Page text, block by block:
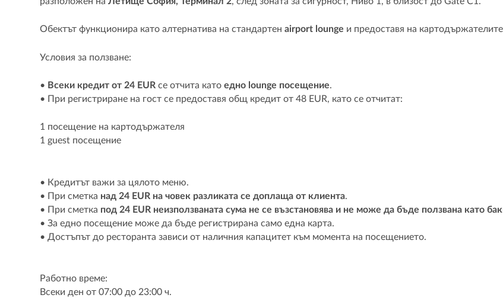
Обектът функционира като алтернатива на стандартенairport lounge и предоставя на
Условия за ползване:
• Всеки кредит от 24 EUR се отчита като едно lounge посещение.
• При регистриране на гост се предоставя общ кредит от 48 EUR, като се отчитат:
1 посещение на картодържателя
1 guest посещение
• Кредитът важи за цялото меню.
• При сметка над 24 EUR на човек разликата се доплаща от клиента.
• При сметка под 24 EUR неизползваната сума не се възстановява и не може да бъде ползвана като
• За едно посещение може да бъде регистрирана само една карта.
• Достъпът до ресторанта зависи от наличния капацитет към момента на посещението.
Работно време:
Всеки ден от 07:00 до 23:00 ч.